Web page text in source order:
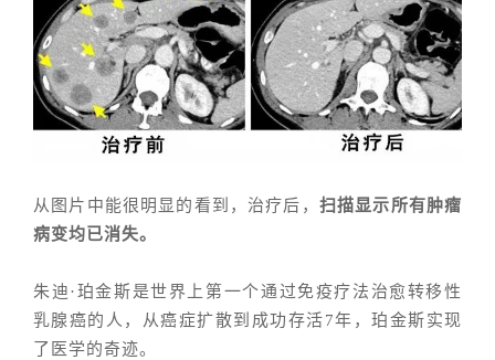
从图片中能很明显的看到，治疗后 ， 扫描显示所有肿瘤
病变均已消失。
朱迪·珀金斯是世界上第一个通过免疫疗法治愈转移性
乳腺癌的人，从癌症扩散到成功存活7年，珀金斯实现
了医学的奇迹。